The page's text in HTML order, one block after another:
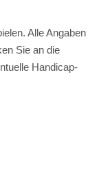
Alle Angaben
Sie an die
Handicap-